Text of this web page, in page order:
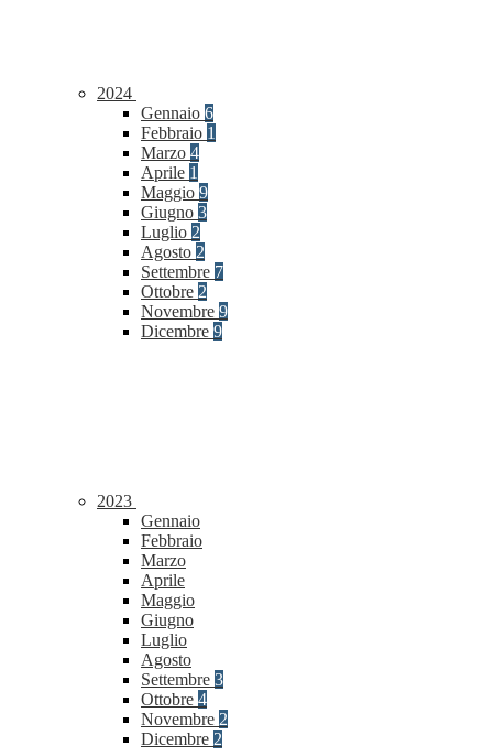
2024
Gennaio 6
Febbraio 1
Marzo 4
Aprile 1
Maggio 9
Giugno 3
Luglio 2
Agosto 2
Settembre 7
Ottobre 2
Novembre 9
Dicembre 9
2023
Gennaio
Febbraio
Marzo
Aprile
Maggio
Giugno
Luglio
Agosto
Settembre 3
Ottobre 4
Novembre 2
Dicembre 2